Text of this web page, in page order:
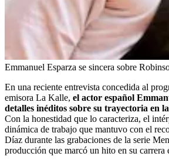
Emmanuel Esparza se sincera sobre
En una reciente entrevista concedida al
emisora La Kalle, el actor español
detalles inéditos sobre su trayectoria en
Con la honestidad que lo caracteriza, el
dinámica de trabajo que mantuvo con el
Díaz durante las grabaciones de la serie
producción que marcó un hito en su carrera